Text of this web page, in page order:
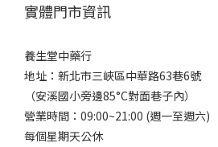
實體門市資訊
養生堂中藥行
地址：新北市三峽區中華路63巷6號
（安溪國小旁邊85°C對面巷子內）
營業時間：09:00~21:00 (週一至週六)
每個星期天公休